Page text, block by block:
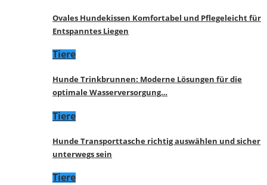
Ovales Hundekissen Komfortabel und Pflegeleicht für
Entspanntes Liegen
Tiere
Hunde Trinkbrunnen: Moderne Lösungen für die
optimale Wasserversorgung…
Tiere
Hunde Transporttasche richtig auswählen und sicher
unterwegs sein
Tiere